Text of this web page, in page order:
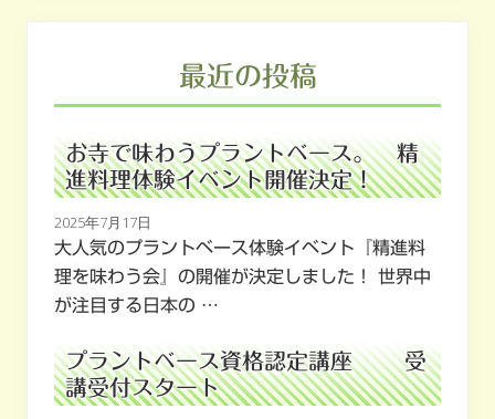
最近の投稿
お寺で味わうプラントベース。 精
進料理体験イベント開催決定！
2025年7月17日
大人気のプラントベース体験イベント『精進料
理を味わう会』の開催が決定しました！ 世界中
が注目する日本の …
プラントベース資格認定講座 受
講受付スタート